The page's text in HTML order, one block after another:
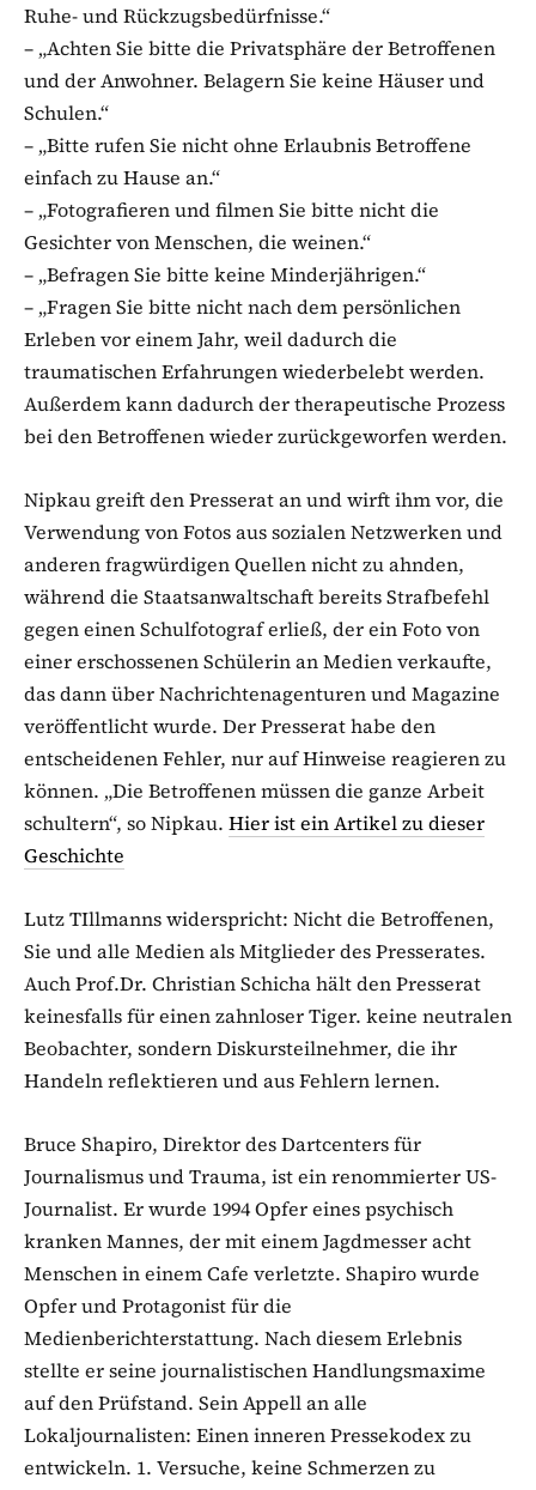
Ruhe- und Rückzugsbedürfnisse.“
– „Achten Sie bitte die Privatsphäre der Betroffenen
und der Anwohner. Belagern Sie keine Häuser und
Schulen.“
– „Bitte rufen Sie nicht ohne Erlaubnis Betroffene
einfach zu Hause an.“
– „Fotografieren und filmen Sie bitte nicht die
Gesichter von Menschen, die weinen.“
– „Befragen Sie bitte keine Minderjährigen.“
– „Fragen Sie bitte nicht nach dem persönlichen
Erleben vor einem Jahr, weil dadurch die
traumatischen Erfahrungen wiederbelebt werden.
Außerdem kann dadurch der therapeutische Prozess
bei den Betroffenen wieder zurückgeworfen werden.
Nipkau greift den Presserat an und wirft ihm vor, die
Verwendung von Fotos aus sozialen Netzwerken und
anderen fragwürdigen Quellen nicht zu ahnden,
während die Staatsanwaltschaft bereits Strafbefehl
gegen einen Schulfotograf erließ, der ein Foto von
einer erschossenen Schülerin an Medien verkaufte,
das dann über Nachrichtenagenturen und Magazine
veröffentlicht wurde. Der Presserat habe den
entscheidenen Fehler, nur auf Hinweise reagieren zu
können. „Die Betroffenen müssen die ganze Arbeit
schultern“, so Nipkau. Hier ist ein Artikel zu dieser
Geschichte
Lutz TIllmanns widerspricht: Nicht die Betroffenen,
Sie und alle Medien als Mitglieder des Presserates.
Auch Prof.Dr. Christian Schicha hält den Presserat
keinesfalls für einen zahnloser Tiger. keine neutralen
Beobachter, sondern Diskursteilnehmer, die ihr
Handeln reflektieren und aus Fehlern lernen.
Bruce Shapiro, Direktor des Dartcenters für
Journalismus und Trauma, ist ein renommierter US-
Journalist. Er wurde 1994 Opfer eines psychisch
kranken Mannes, der mit einem Jagdmesser acht
Menschen in einem Cafe verletzte. Shapiro wurde
Opfer und Protagonist für die
Medienberichterstattung. Nach diesem Erlebnis
stellte er seine journalistischen Handlungsmaxime
auf den Prüfstand. Sein Appell an alle
Lokaljournalisten: Einen inneren Pressekodex zu
entwickeln. 1. Versuche, keine Schmerzen zu